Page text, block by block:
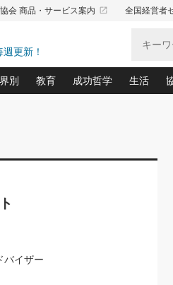
会 商品・サービス案内 launch 全国経営者
週更新！
社
が
やってお
業ネクスト」
識』(12)
タ帳(159)
にするために、やっておきたいこと
ココが違う！(36)
(37)
新たな法律リスク(178)
定石(68)
員・社会から支持される「ウェルビー
別
れる住宅を創る 100の視点(100)
内幸夫─社長のための現場改善(174)
教育
あなただからお願いしたい
デキル社員に育てる！ 社員
業績アップにつながる！ワ
成功哲学
中国哲学に学ぶ 不
令和時代の「社長の
先人の名句名言の教
経営に活かす“十八
生活
おのこ
デジタ
リーダ
ワイン
必読！
眼と耳
バイザー